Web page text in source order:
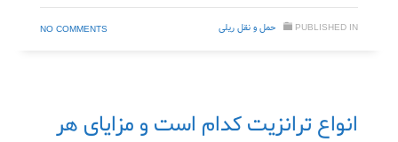
PUBLISHED IN حمل‌ و نقل ریلی NO COMMENTS
انواع ترانزیت کدام است و مزایای هر